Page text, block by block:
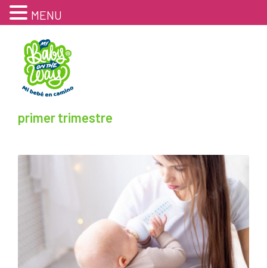
primer trimestre
MENU